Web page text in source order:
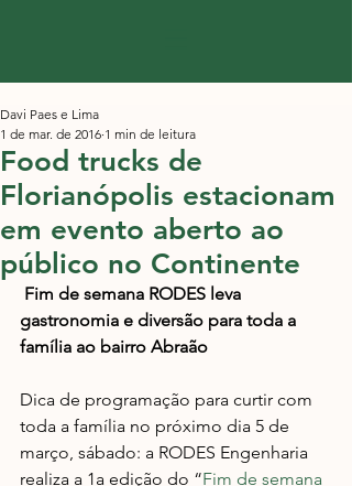
Food trucks de
Florianópolis estacionam
em evento aberto ao
público no Continente
Davi Paes e Lima
1 de mar. de 2016 1 min de leitura
Fim de semana RODES leva
gastronomia e diversão para toda a
família ao bairro Abraão
Dica de programação para curtir com
toda a família no próximo dia 5 de
março, sábado: a RODES Engenharia
realiza a 1a edição do “Fim de semana